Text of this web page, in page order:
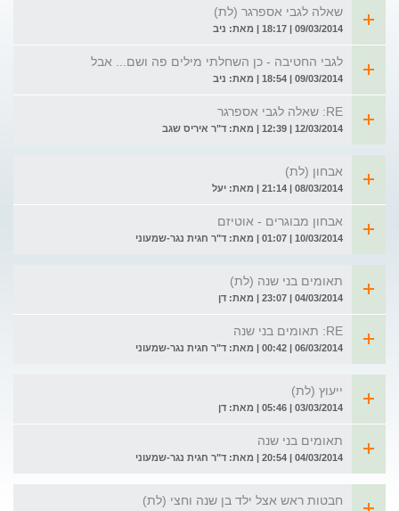
שאלה לגבי אספרגר (לת)
09/03/2014 | 18:17 | מאת: ניב
לגבי החטיבה - כן השחלתי מילים פה ושם... אבל
09/03/2014 | 18:54 | מאת: ניב
RE: שאלה לגבי אספרגר
12/03/2014 | 12:39 | מאת: ד"ר איריס שגב
אבחון (לת)
08/03/2014 | 21:14 | מאת: יעל
אבחון מבוגרים - אוטיזם
10/03/2014 | 01:07 | מאת: ד"ר חגית נגר-שמעוני
תאומים בני שנה (לת)
04/03/2014 | 23:07 | מאת: דן
RE: תאומים בני שנה
06/03/2014 | 00:42 | מאת: ד"ר חגית נגר-שמעוני
ייעוץ (לת)
03/03/2014 | 05:46 | מאת: דן
תאומים בני שנה
04/03/2014 | 20:54 | מאת: ד"ר חגית נגר-שמעוני
חבטות ראש אצל ילד בן שנה וחצי (לת)